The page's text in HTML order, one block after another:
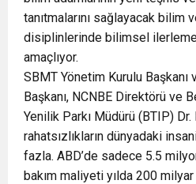
tanıtmalarını sağlayacak bilim
disiplinlerinde bilimsel ilerleme
amaçlıyor.
SBMT Yönetim Kurulu
Başkanı, NCNBE Direktörü ve
Yenilik Parkı Müdürü (BTIP)
rahatsızlıkların dünyadaki
fazla. ABD’de sadece 5.5
bakım maliyeti yılda 200